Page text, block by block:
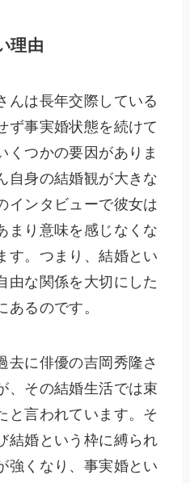
理由
んは長年交際している
ず事実婚状態を続けて
くつかの要因がありま
自身の結婚観が大きな
インタビューで彼女は
まり意味を感じなくな
す。つまり、結婚とい
由な関係を大切にした
るのです。
去に俳優の吉岡秀隆さ
、その結婚生活では束
と言われています。そ
結婚という枠に縛られ
強くなり、事実婚とい